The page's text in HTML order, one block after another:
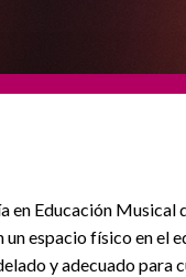
en Educación Musical
un espacio físico en el
y adecuado para